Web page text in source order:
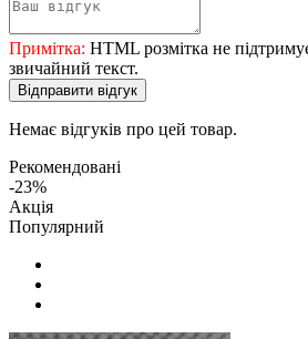
Примітка: HTML розмітка не
звичайний текст.
Відправити відгук
Немає відгуків про цей товар.
Рекомендовані
-23%
Акція
Популярний